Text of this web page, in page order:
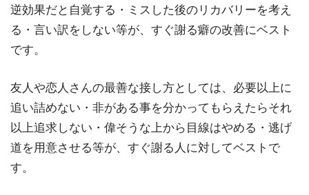
逆効果だと自覚する・ミスした後のリカバリーを考え
る・言い訳をしない等が、すぐ謝る癖の改善にベスト
です。
友人や恋人さんの最善な接し方としては、必要以上に
追い詰めない・非がある事を分かってもらえたらそれ
以上追求しない・偉そうな上から目線はやめる・逃げ
道を用意させる等が、すぐ謝る人に対してベストで
す。